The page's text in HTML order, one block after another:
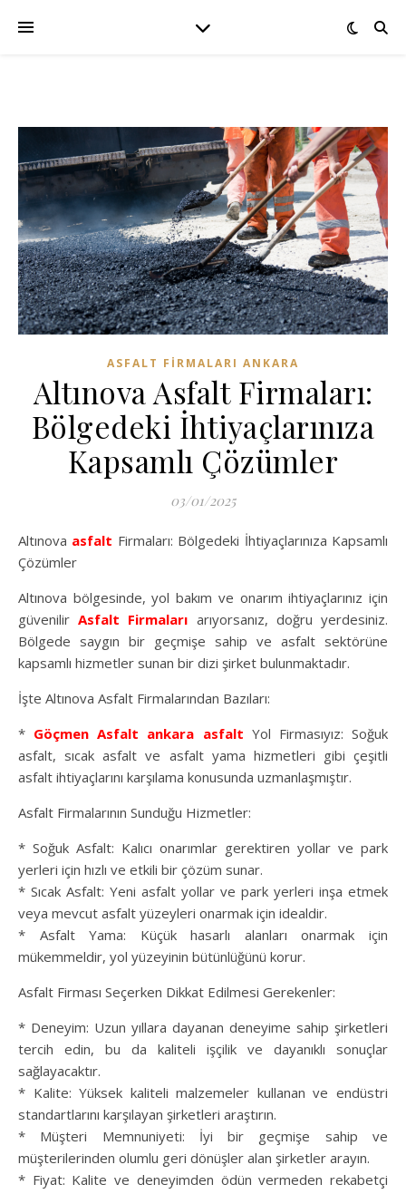
ASFALT FIRMALARI ANKARA
Altınova Asfalt Firmaları:
Bölgedeki İhtiyaçlarınıza
Kapsamlı Çözümler
03/01/2025
Altınova asfalt Firmaları: Bölgedeki İhtiyaçlarınıza Kapsamlı
Çözümler
Altınova bölgesinde, yol bakım ve onarım ihtiyaçlarınız için
güvenilirAsfalt Firmaları arıyorsanız, doğru yerdesiniz.
Bölgede saygın bir geçmişe sahip ve asfalt sektörüne
kapsamlı hizmetler sunan bir dizi şirket bulunmaktadır.
İşte Altınova Asfalt Firmalarından Bazıları:
* Göçmen Asfalt ankara asfalt Yol Firmasıyız: Soğuk
asfalt, sıcak asfalt ve asfalt yama hizmetleri gibi çeşitli
asfalt ihtiyaçlarını karşılama konusunda uzmanlaşmıştır.
Asfalt Firmalarının Sunduğu Hizmetler:
* Soğuk Asfalt: Kalıcı onarımlar gerektiren yollar ve park
yerleri için hızlı ve etkili bir çözüm sunar.
* Sıcak Asfalt: Yeni asfalt yollar ve park yerleri inşa etmek
veya mevcut asfalt yüzeyleri onarmak için idealdir.
* Asfalt Yama: Küçük hasarlı alanları onarmak için
mükemmeldir, yol yüzeyinin bütünlüğünü korur.
Asfalt Firması Seçerken Dikkat Edilmesi Gerekenler:
* Deneyim: Uzun yıllara dayanan deneyime sahip şirketleri
tercih edin, bu da kaliteli işçilik ve dayanıklı sonuçlar
sağlayacaktır.
* Kalite: Yüksek kaliteli malzemeler kullanan ve endüstri
standartlarını karşılayan şirketleri araştırın.
* Müşteri Memnuniyeti: İyi bir geçmişe sahip ve
müşterilerinden olumlu geri dönüşler alan şirketler arayın.
* Fiyat: Kalite ve deneyimden ödün vermeden rekabetçi